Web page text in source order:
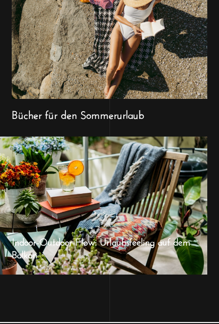
Bücher für den Sommerurlaub
Indoor-Outdoor-Flow: Urlaubsfeeling auf dem
Balkon